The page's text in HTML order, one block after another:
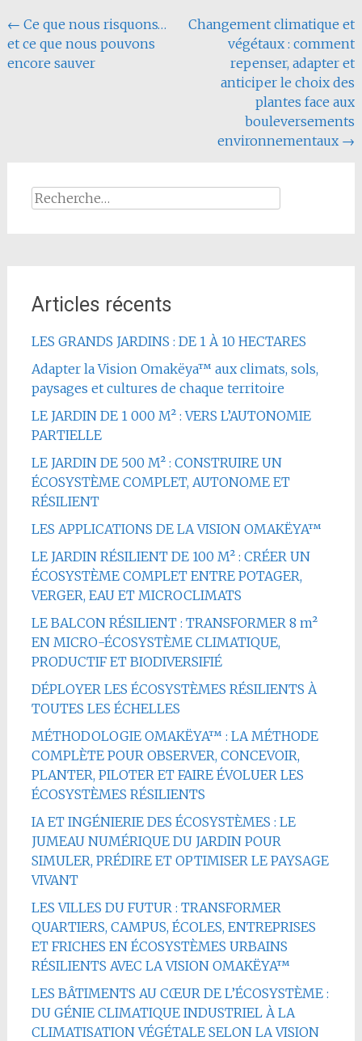
Navigation
de
← Ce que nous risquons…
et ce que nous pouvons
encore sauver
Changement climatique et
végétaux : comment
repenser, adapter et
anticiper le choix des
plantes face aux
bouleversements
environnementaux →
Rechercher :
Articles récents
LES GRANDS JARDINS : DE 1 À 10 HECTARES
Adapter la Vision Omakëya™ aux climats, sols,
paysages et cultures de chaque territoire
LE JARDIN DE 1 000 M² : VERS L’AUTONOMIE
PARTIELLE
LE JARDIN DE 500 M² : CONSTRUIRE UN
ÉCOSYSTÈME COMPLET, AUTONOME ET
RÉSILIENT
LES APPLICATIONS DE LA VISION OMAKËYA™
LE JARDIN RÉSILIENT DE 100 M² : CRÉER UN
ÉCOSYSTÈME COMPLET ENTRE POTAGER,
VERGER, EAU ET MICROCLIMATS
LE BALCON RÉSILIENT : TRANSFORMER 8 m²
EN MICRO-ÉCOSYSTÈME CLIMATIQUE,
PRODUCTIF ET BIODIVERSIFIÉ
DÉPLOYER LES ÉCOSYSTÈMES RÉSILIENTS À
TOUTES LES ÉCHELLES
MÉTHODOLOGIE OMAKËYA™ : LA MÉTHODE
COMPLÈTE POUR OBSERVER, CONCEVOIR,
PLANTER, PILOTER ET FAIRE ÉVOLUER LES
ÉCOSYSTÈMES RÉSILIENTS
IA ET INGÉNIERIE DES ÉCOSYSTÈMES : LE
JUMEAU NUMÉRIQUE DU JARDIN POUR
SIMULER, PRÉDIRE ET OPTIMISER LE PAYSAGE
VIVANT
LES VILLES DU FUTUR : TRANSFORMER
QUARTIERS, CAMPUS, ÉCOLES, ENTREPRISES
ET FRICHES EN ÉCOSYSTÈMES URBAINS
RÉSILIENTS AVEC LA VISION OMAKËYA™
LES BÂTIMENTS AU CŒUR DE L’ÉCOSYSTÈME :
DU GÉNIE CLIMATIQUE INDUSTRIEL À LA
CLIMATISATION VÉGÉTALE SELON LA VISION